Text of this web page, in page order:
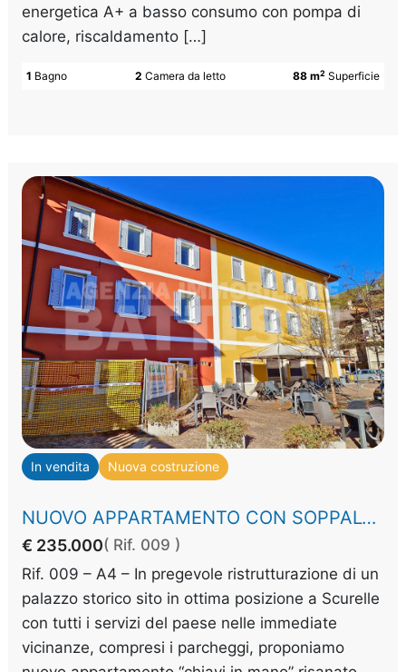
energetica A+ a basso consumo con pompa di
calore, riscaldamento […]
88 m2 Superficie
2 Camera da letto
1 Bagno
In vendita Nuova costruzione
NUOVO APPARTAMENTO CON SOPPALCO
€ 235.000( Rif. 009 )
Rif. 009 – A4 – In pregevole ristrutturazione di un
palazzo storico sito in ottima posizione a Scurelle
con tutti i servizi del paese nelle immediate
vicinanze, compresi i parcheggi, proponiamo